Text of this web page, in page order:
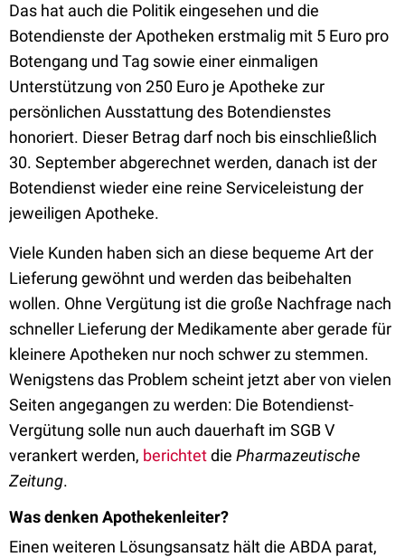
Das hat auch die Politik eingesehen und die
Botendienste der Apotheken erstmalig mit 5 Euro pro
Botengang und Tag sowie einer einmaligen
Unterstützung von 250 Euro je Apotheke zur
persönlichen Ausstattung des Botendienstes
honoriert. Dieser Betrag darf noch bis einschließlich
30. September abgerechnet werden, danach ist der
Botendienst wieder eine reine Serviceleistung der
jeweiligen Apotheke.
Viele Kunden haben sich an diese bequeme Art der
Lieferung gewöhnt und werden das beibehalten
wollen. Ohne Vergütung ist die große Nachfrage nach
schneller Lieferung der Medikamente aber gerade für
kleinere Apotheken nur noch schwer zu stemmen.
Wenigstens das Problem scheint jetzt aber von vielen
Seiten angegangen zu werden: Die Botendienst-
Vergütung solle nun auch dauerhaft im SGB V
verankert werden, berichtetdie Pharmazeutische
Zeitung.
Was denken Apothekenleiter?
Einen weiteren Lösungsansatz hält die ABDA parat,